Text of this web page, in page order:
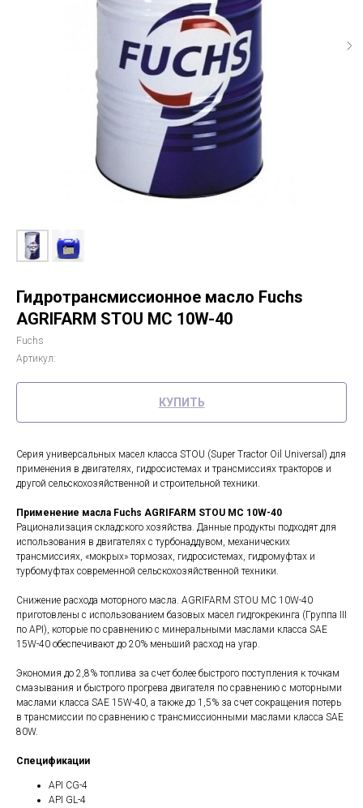
Гидротрансмиссионное масло Fuchs
AGRIFARM STOU MC 10W-40
Fuchs
Артикул:
КУПИТЬ
Серия универсальных масел класса STOU (Super Tractor Oil Universal) для
применения в двигателях, гидросистемах и трансмиссиях тракторов и
другой сельскохозяйственной и строительной техники.
Применение масла Fuchs AGRIFARM STOU MC 10W-40
Рационализация складского хозяйства. Данные продукты подходят для
использования в двигателях с турбонаддувом, механических
трансмиссиях, «мокрых» тормозах, гидросистемах, гидромуфтах и
турбомуфтах современной сельскохозяйственной техники.
Снижение расхода моторного масла. AGRIFARM STOU MC 10W-40
приготовлены с использованием базовых масел гидгокрекинга (Группа III
по API), которые по сравнению с минеральными маслами класса SAE
15W-40 обеспечивают до 20% меньший расход на угар.
Экономия до 2,8% топлива за счет более быстрого поступления к точкам
смазывания и быстрого прогрева двигателя по сравнению с моторными
маслами класса SAE 15W-40, а также до 1,5% за счет сокращения потерь
в трансмиссии по сравнению с трансмиссионными маслами класса SAE
80W.
Спецификации
API CG-4
API GL-4